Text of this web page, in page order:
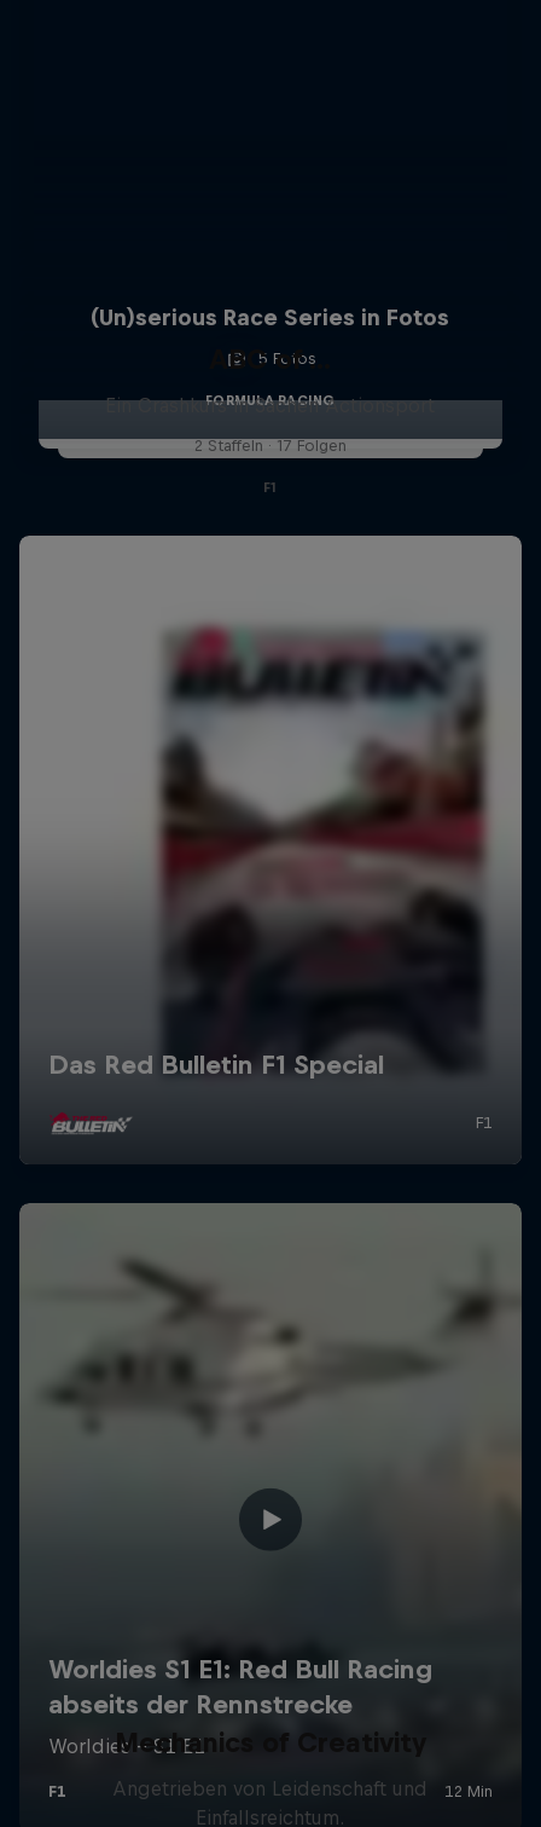
(Un)serious Race Series in Fotos
5 Fotos
FORMULA RACING
ABC of ...
Ein Crashkurs in Sachen Actionsport
2 Staffeln · 17 Folgen
F1
Mechanics of Creativity
Angetrieben von Leidenschaft und
Einfallsreichtum.